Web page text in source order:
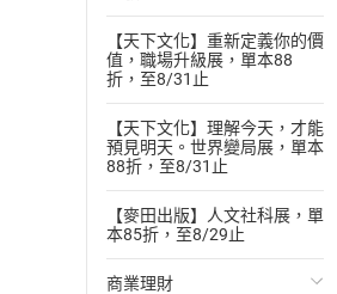
【天下文化】重新定義你的價
值，職場升級展，單本88
折，至8/31止
【天下文化】理解今天，才能
預見明天。世界變局展，單本
88折，至8/31止
【麥田出版】人文社科展，單
本85折，至8/29止
商業理財